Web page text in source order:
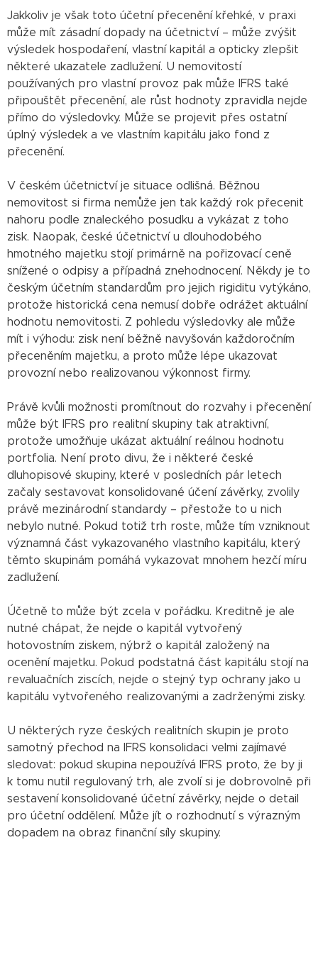
Jakkoliv je však toto účetní přecenění křehké, v praxi
může mít zásadní dopady na účetnictví – může zvýšit
výsledek hospodaření, vlastní kapitál a opticky zlepšit
některé ukazatele zadlužení. U nemovitostí
používaných pro vlastní provoz pak může IFRS také
připouštět přecenění, ale růst hodnoty zpravidla nejde
přímo do výsledovky. Může se projevit přes ostatní
úplný výsledek a ve vlastním kapitálu jako fond z
přecenění.
V českém účetnictví je situace odlišná. Běžnou
nemovitost si firma nemůže jen tak každý rok přecenit
nahoru podle znaleckého posudku a vykázat z toho
zisk. Naopak, české účetnictví u dlouhodobého
hmotného majetku stojí primárně na pořizovací ceně
snížené o odpisy a případná znehodnocení. Někdy je to
českým účetním standardům pro jejich rigiditu vytýkáno,
protože historická cena nemusí dobře odrážet aktuální
hodnotu nemovitosti. Z pohledu výsledovky ale může
mít i výhodu: zisk není běžně navyšován každoročním
přeceněním majetku, a proto může lépe ukazovat
provozní nebo realizovanou výkonnost firmy.
Právě kvůli možnosti promítnout do rozvahy i přecenění
může být IFRS pro realitní skupiny tak atraktivní,
protože umožňuje ukázat aktuální reálnou hodnotu
portfolia. Není proto divu, že i některé české
dluhopisové skupiny, které v posledních pár letech
začaly sestavovat konsolidované účení závěrky, zvolily
právě mezinárodní standardy – přestože to u nich
nebylo nutné. Pokud totiž trh roste, může tím vzniknout
významná část vykazovaného vlastního kapitálu, který
těmto skupinám pomáhá vykazovat mnohem hezčí míru
zadlužení.
Účetně to může být zcela v pořádku. Kreditně je ale
nutné chápat, že nejde o kapitál vytvořený
hotovostním ziskem, nýbrž o kapitál založený na
ocenění majetku. Pokud podstatná část kapitálu stojí na
revaluačních ziscích, nejde o stejný typ ochrany jako u
kapitálu vytvořeného realizovanými a zadrženými zisky.
U některých ryze českých realitních skupin je proto
samotný přechod na IFRS konsolidaci velmi zajímavé
sledovat: pokud skupina nepoužívá IFRS proto, že by ji
k tomu nutil regulovaný trh, ale zvolí si je dobrovolně při
sestavení konsolidované účetní závěrky, nejde o detail
pro účetní oddělení. Může jít o rozhodnutí s výrazným
dopadem na obraz finanční síly skupiny.